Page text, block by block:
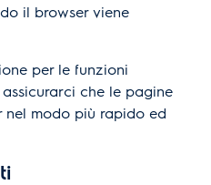
il browser viene
per le funzioni
che le pagine
nel modo più rapido ed